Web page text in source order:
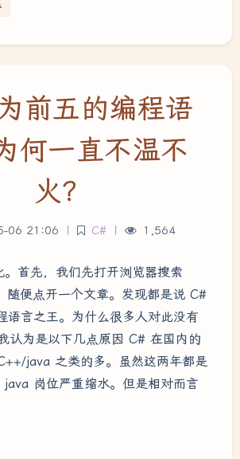
前五的编程语
何一直不温不
火？
06 21:06 | C# | 1,564
。首先，我们先打开浏览器搜索
便点开一个文章。发现都是说 C#
语言之王。为什么很多人对此没有
认为是以下几点原因 C# 在国内的
java 之类的多。虽然这两年都是
java 岗位严重缩水。但是相对而言